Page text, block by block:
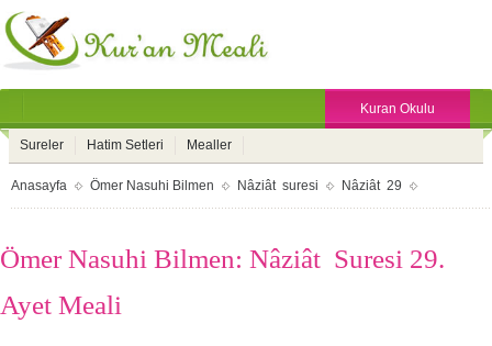
Kuran Okulu
Sureler Hatim Setleri Mealler
Anasayfa Ömer Nasuhi Bilmen Nâziât suresi Nâziât 29
Ömer Nasuhi Bilmen: Nâziât Suresi 29.
Ayet Meali